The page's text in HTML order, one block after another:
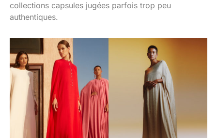
collections capsules jugées parfois trop peu
authentiques.